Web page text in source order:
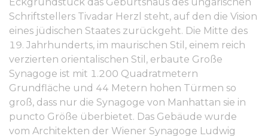
Schriftstellers Tivadar Herzl steht, auf den die Vision
eines jüdischen Staates zurückgeht. Die Mitte des
19. Jahrhunderts, im maurischen Stil, einem reich
verzierten orientalischen Stil, erbaute Große
Synagoge ist mit 1.200 Quadratmetern
Grundfläche und 44 Metern hohen Türmen so
groß, dass nur die Synagoge von Manhattan sie in
puncto Größe überbietet. Das Gebäude wurde
vom Architekten der Wiener Synagoge Ludwig